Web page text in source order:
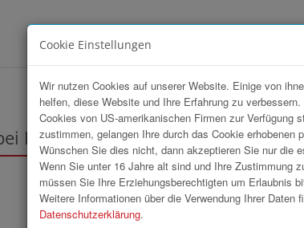
Die Presse
« 1 2
Cookie Einstellungen
Wir nutzen Cookies auf unserer Website. Einige von
helfen, diese Website und Ihre Erfahrung zu
Cookies von US-amerikanischen Firmen zur Verfügung
zustimmen, gelangen Ihre durch das Cookie erhobenen
Wünschen Sie dies nicht, dann akzeptieren Sie nur die
Wenn Sie unter 16 Jahre alt sind und Ihre Zustimmung
müssen Sie Ihre Erziehungsberechtigten um Erlaubnis
Weitere Informationen über die Verwendung Ihrer Daten
Datenschutzerklärung.